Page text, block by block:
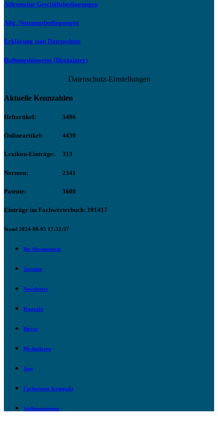
Allgemeine Geschäftsbedingungen
Allg. Nutzungsbedingungen
Erklärung zum Datenschutz
Haftungshinweise (Disclaimer)
Datenschutz-Einstellungen
Aktuelle Kennzahlen
Heftartikel: 3496
Onlineartikel: 4439
Lexikon-Einträge: 313
Normen: 2341
Patente: 3608
Einträge im Fachwörterbuch: 101417
Stand 2024-08-05 17:32:57
Ihr Abonnement
Termine
Newsletter
Kontakt
Beirat
Mediadaten
App
Fachwissen Kompakt
Stellenanzeigen